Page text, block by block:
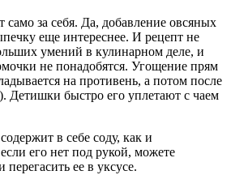
само за себя. Да, добавление овсяных
еще интереснее. И рецепт не
умений в кулинарном деле, и
не понадобятся. Угощение прям
на противень, а потом после
Детишки быстро его уплетают с чаем
в себе соду, как и
его нет под рукой, можете
перегасить ее в уксусе.